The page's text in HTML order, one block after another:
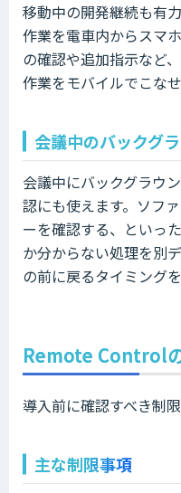
移動中の開発継続も有
作業を電車内からスマ
の確認や追加指示など
作業をモバイルでこなせ
会議中のバックグ
会議中にバックグラウ
認にも使えます。ソフ
ーを確認する、といっ
か分からない処理を別
の前に戻るタイミング
Remote Control
導入前に確認すべき制
主な制限事項